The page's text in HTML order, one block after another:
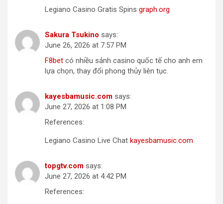
Legiano Casino Gratis Spins graph.org
Sakura Tsukino says:
June 26, 2026 at 7:57 PM
F8bet có nhiều sảnh casino quốc tế cho anh em
lựa chọn, thay đổi phong thủy liên tục.
kayesbamusic.com says:
June 27, 2026 at 1:08 PM
References:
Legiano Casino Live Chat kayesbamusic.com
topgtv.com says:
June 27, 2026 at 4:42 PM
References: